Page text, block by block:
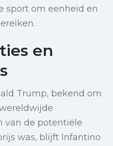
sport om eenheid en
en
Trump, bekend om
van de potentiële
was, blijft Infantino